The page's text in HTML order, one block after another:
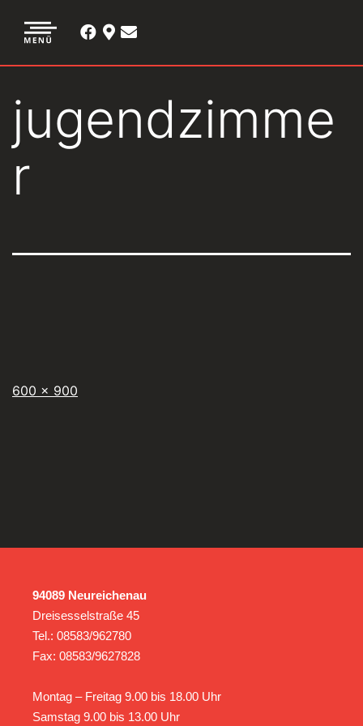
jugendzimme
r
600 × 900
94089 Neureichenau
Dreisesselstraße 45
Tel.: 08583/962780
Fax: 08583/9627828
Montag – Freitag 9.00 bis 18.00 Uhr
Samstag 9.00 bis 13.00 Uhr